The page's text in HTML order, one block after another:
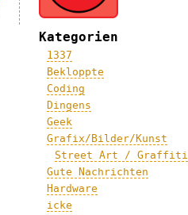
Kategorien
1337
Bekloppte
Coding
Dingens
Geek
Grafix/Bilder/Kunst
Street Art / Graffiti
Gute Nachrichten
Hardware
icke